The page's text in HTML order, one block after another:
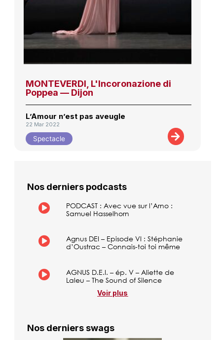
MONTEVERDI, L'Incoronazione di
Poppea — Dijon
L’Amour n’est pas aveugle
22 Mar 2022
Spectacle
Nos derniers podcasts
PODCAST : Avec vue sur l’Arno :
Samuel Hasselhorn
Agnus DEI – Episode VI : Stéphanie
d’Oustrac – Connais-toi toi même
AGNUS D.E.I. – ép. V – Aliette de
Laleu – The Sound of Silence
Voir plus
Nos derniers swags